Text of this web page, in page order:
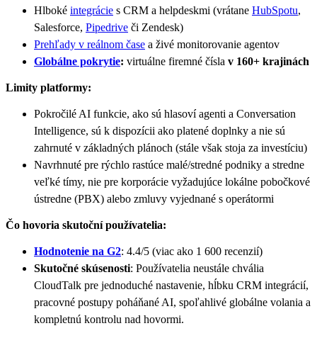
Hlboké integrácie s CRM a helpdeskmi (vrátane HubSpotu,
Salesforce, Pipedrive či Zendesk)
Prehľady v reálnom čase a živé monitorovanie agentov
Globálne pokrytie: virtuálne firemné čísla v 160+ krajinách
Limity platformy:
Pokročilé AI funkcie, ako sú hlasoví agenti a Conversation
Intelligence, sú k dispozícii ako platené doplnky a nie sú
zahrnuté v základných plánoch (stále však stoja za investíciu)
Navrhnuté pre rýchlo rastúce malé/stredné podniky a stredne
veľké tímy, nie pre korporácie vyžadujúce lokálne pobočkové
ústredne (PBX) alebo zmluvy vyjednané s operátormi
Čo hovoria skutoční používatelia:
Hodnotenie na G2: 4.4/5 (viac ako 1 600 recenzií)
Skutočné skúsenosti: Používatelia neustále chvália
CloudTalk pre jednoduché nastavenie, hĺbku CRM integrácií,
pracovné postupy poháňané AI, spoľahlivé globálne volania a
kompletnú kontrolu nad hovormi.